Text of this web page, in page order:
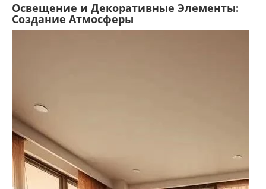
Освещение и Декоративные Элементы:
Создание Атмосферы